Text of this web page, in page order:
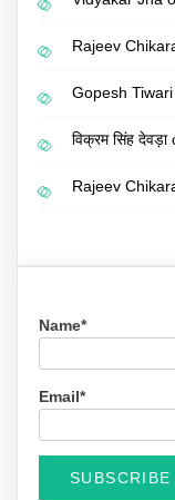
Rajeev
Gopesh Tiwari
विक्रम सिंह देवड़ा
Rajeev
Name*
Email*